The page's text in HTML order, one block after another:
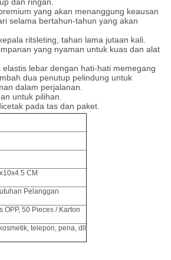
dan ringan.
yang akan menanggung keausan
selama bertahun-tahun yang akan
ritsleting, tahan lama jutaan kali.
yang nyaman untuk kuas dan alat
lebar dengan hati-hati memegang
dua penutup pelindung untuk
dalam perjalanan.
untuk pilihan.
pada tas dan paket.
CM
Pelanggan
OPP, 50 Pieces / Karton
telepon, pena, dll